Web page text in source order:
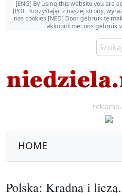
[ENG] By using this website you are
[POL] Korzystając z naszej strony,
nas cookies [NED] Door gebruik te
akkoord met ons gebruik
reklama
HOME
Polska: Kradną i